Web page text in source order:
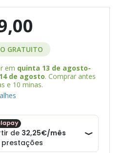
GRATUITO
em quinta 13 de agosto-
de agosto. Comprar antes
e 10 minas.